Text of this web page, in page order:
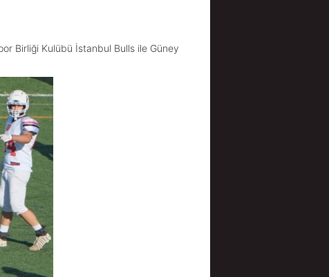
Birliği Kulübü İstanbul Bulls ile Güney